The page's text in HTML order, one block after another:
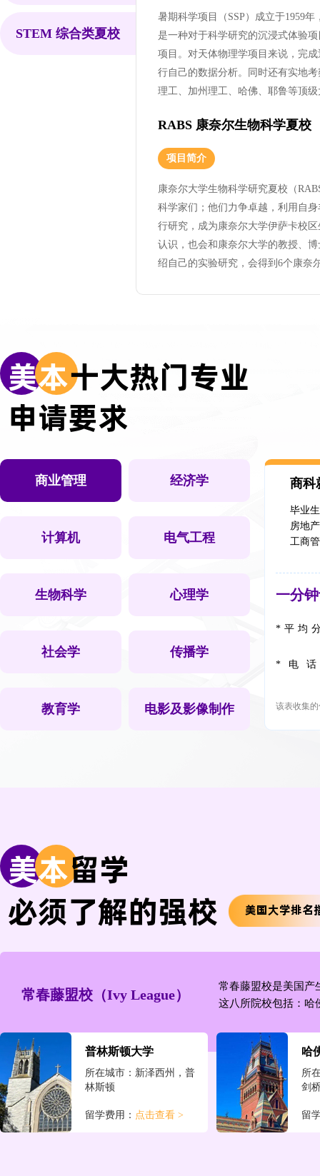
STEM 综合类夏校
暑期科学项目（SSP）成立于1959
是一种对于科学研究的沉浸式体验
项目。对天体物理学项目来说，完
行自己的数据分析。同时还有实地
理工、加州理工、哈佛、耶鲁等顶
RABS 康奈尔生物科学夏校
项目简介
康奈尔大学生物科学研究夏校（
科学家们；他们力争卓越，利用自
行研究，成为康奈尔大学伊萨卡校
认识，也会和康奈尔大学的教授、
绍自己的实验研究，会得到6个康奈
美本十大热门专业
申请要求
商业管理 经济学
计算机 电气工程
生物科学 心理学
社会学 传播学
教育学 电影及影像制作
商科
毕业
房地
工商
一分
*平均
*电
该表收集
美本留学
必须了解的强校
美国大学排名
常春藤盟校（Ivy League）
常春藤盟校是美国产
这八所院校包括：哈
普林斯顿大学
所在城市：新泽西州，普
林斯顿
留学费用： 点击查看 >
哈
所
剑
留